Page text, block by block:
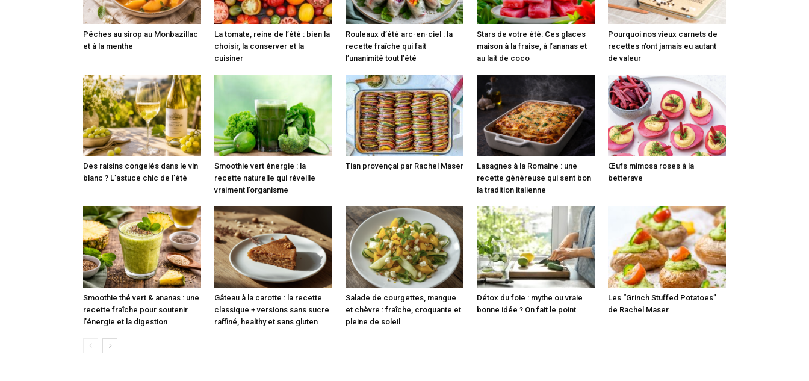
Pêches au sirop au Monbazillac
et à la menthe
La tomate, reine de l’été : bien la
choisir, la conserver et la
cuisiner
Rouleaux d’été arc-en-ciel : la
recette fraîche qui fait
l’unanimité tout l’été
Stars de votre été: Ces glaces
maison à la fraise, à l’ananas et
au lait de coco
Pourquoi nos vieux carnets de
recettes n’ont jamais eu autant
de valeur
Des raisins congelés dans le vin
blanc ? L’astuce chic de l’été
Smoothie vert énergie : la
recette naturelle qui réveille
vraiment l’organisme
Tian provençal par Rachel Maser
Lasagnes à la Romaine : une
recette généreuse qui sent bon
la tradition italienne
Œufs mimosa roses à la
betterave
Smoothie thé vert & ananas : une
recette fraîche pour soutenir
l’énergie et la digestion
Gâteau à la carotte : la recette
classique + versions sans sucre
raffiné, healthy et sans gluten
Salade de courgettes, mangue
et chèvre : fraîche, croquante et
pleine de soleil
Détox du foie : mythe ou vraie
bonne idée ? On fait le point
Les “Grinch Stuffed Potatoes”
de Rachel Maser